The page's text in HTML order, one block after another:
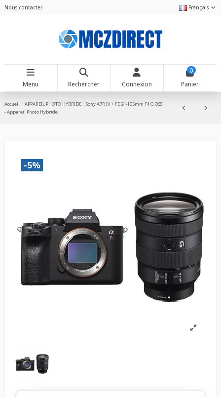
Nous contacter Français
Menu Rechercher Connexion
0
Panier
Accueil APPAREIL PHOTO HYBRIDE
Sony A7R IV + FE 24-105mm F4 G OSS
- Appareil Photo Hybride
-5%